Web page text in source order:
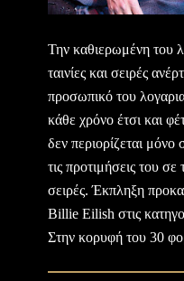
Την καθιερωμένη του
ταινίες και σειρές
προσωπικό του
κάθε χρόνο έτσι και
δεν περιορίζεται
τις προτιμήσεις του σε
σειρές. Έκπληξη
Billie Eilish στις
Στην κορυφή του 30